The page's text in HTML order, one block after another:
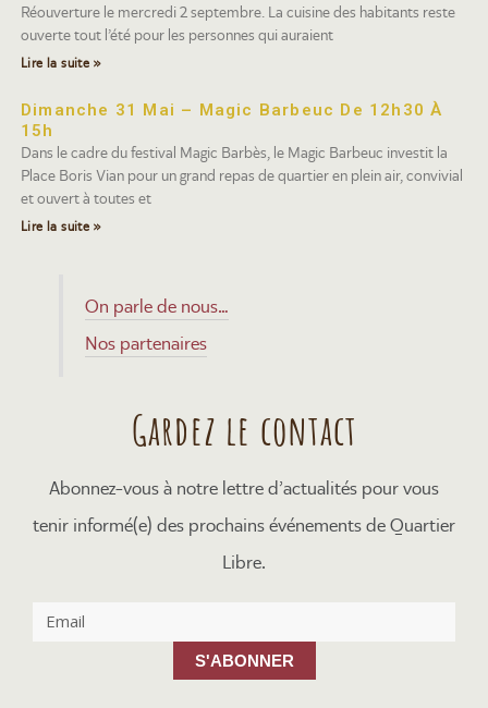
Réouverture le mercredi 2 septembre. La cuisine des habitants reste
ouverte tout l’été pour les personnes qui auraient
Lire la suite »
Dimanche 31 Mai – Magic Barbeuc De 12h30 À
15h
Dans le cadre du festival Magic Barbès, le Magic Barbeuc investit la
Place Boris Vian pour un grand repas de quartier en plein air, convivial
et ouvert à toutes et
Lire la suite »
On parle de nous…
Nos partenaires
Gardez le contact
Abonnez-vous à notre lettre d’actualités pour vous
tenir informé(e) des prochains événements de Quartier
Libre.
S'ABONNER